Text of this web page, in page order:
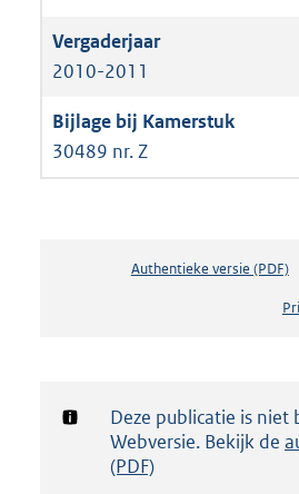
2010-2011
30489 nr. Z
Authentieke versie (PDF)b
s
d
g
Notificatie:
Deze publicatie is niet
Webversie. Bekijk de
(PDF)